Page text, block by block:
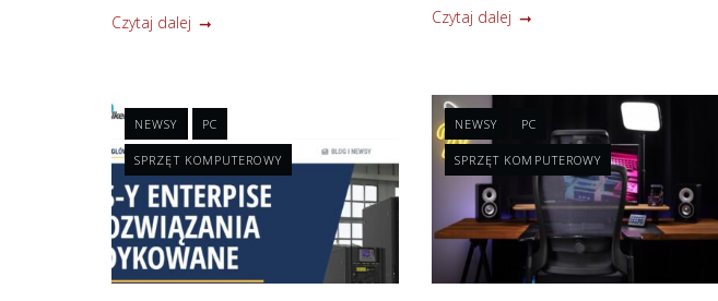
Czytaj dalej Czytaj dalej
NEWSY PC
SPRZĘT KOMPUTEROWY
NEWSY PC
SPRZĘT KOMPUTEROWY